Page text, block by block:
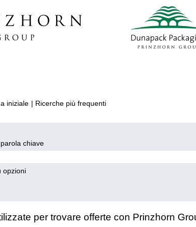
iniziale | Ricerche più frequenti(pagina
chiave
opzioni
per trovare offerte con Prinzhorn